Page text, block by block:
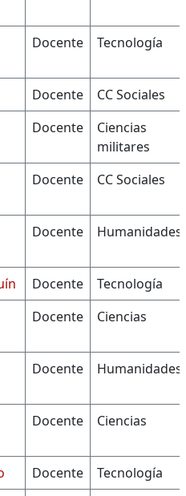
Docente Tecnología
Docente
CC Sociales
Docente
Ciencias
militares
Docente CC Sociales
Docente Humanidades
Docente
Tecnología
Docente Ciencias
Docente Humanidades
Docente Ciencias
Docente
Tecnología